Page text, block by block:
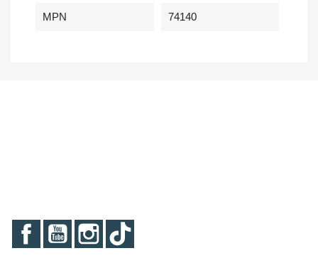
MPN 74140
FacebookYouTubeInstagram